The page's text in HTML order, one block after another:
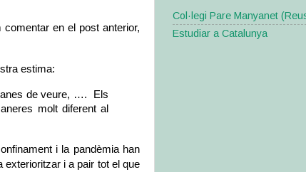
en el post anterior,
estima:
de veure, ….  Els
molt diferent al
i la pandèmia han
exterioritzar i a pair tot el que
Col·legi Pare Manyanet
Estudiar a Catalunya